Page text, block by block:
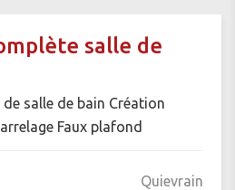
salle de
salle de bain Création
Faux plafond
Quievrain